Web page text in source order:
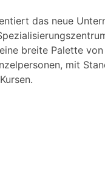
das neue
breite Palette
mit